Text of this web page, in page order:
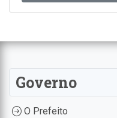
Governo
O Prefeito